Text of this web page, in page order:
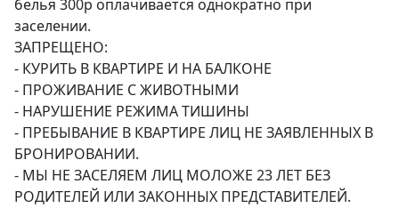
белья 300р оплачивается однократно при
заселении.
ЗАПРЕЩЕНО:
- КУРИТЬ В КВАРТИРЕ И НА БАЛКОНЕ
- ПРОЖИВАНИЕ С ЖИВОТНЫМИ
- НАРУШЕНИЕ РЕЖИМА ТИШИНЫ
- ПРЕБЫВАНИЕ В КВАРТИРЕ ЛИЦ НЕ ЗАЯВЛЕННЫХ В
БРОНИРОВАНИИ.
- МЫ НЕ ЗАСЕЛЯЕМ ЛИЦ МОЛОЖЕ 23 ЛЕТ БЕЗ
РОДИТЕЛЕЙ ИЛИ ЗАКОННЫХ ПРЕДСТАВИТЕЛЕЙ.